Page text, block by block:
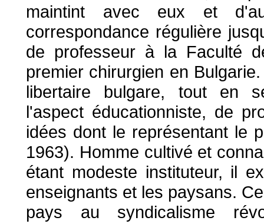
maintint avec eux et
correspondance régulière
de professeur à la Faculté
premier chirurgien en
libertaire bulgare, tout en
l'aspect éducationniste, de
idées dont le représentant le
1963). Homme cultivé et
étant modeste instituteur, il
enseignants et les paysans.
pays au syndicalisme